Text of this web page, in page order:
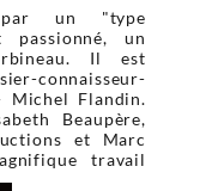
par un "type
passionné, un
Il est
connaisseur-
Michel Flandin.
Beaupère,
et Marc
travail